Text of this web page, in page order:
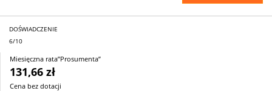
DOŚWIADCZENIE
6/10
Miesięczna rata”Prosumenta”
131,66 zł
Cena bez dotacji